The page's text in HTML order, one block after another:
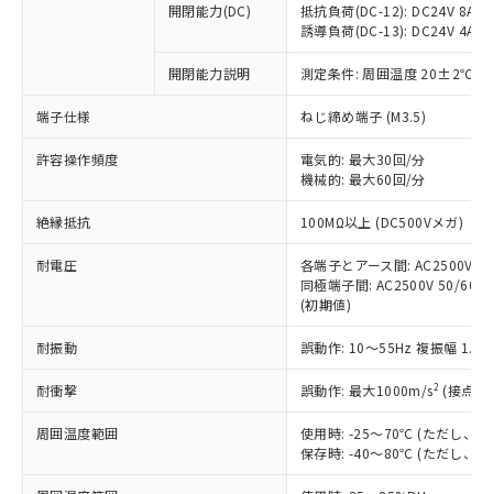
開閉能力(DC)
抵抗負荷(DC-12): DC24V 8A/
誘導負荷(DC-13): DC24V 4A/
開閉能力説明 測定条件: 周囲温度 20±2℃、
端子仕様 ねじ締め端子 (M3.5)
許容操作頻度
電気的: 最大30回/分
機械的: 最大60回/分
絶縁抵抗 100MΩ以上 (DC500Vメガ)
耐電圧
各端子とアース間: AC2500V
同極端子間: AC2500V 50/
(初期値)
耐振動 誤動作: 10～55Hz 複振幅
耐衝撃 誤動作: 最大1000m/s2 (接点
周囲温度範囲
使用時: -25～70℃ (ただし、氷
保存時: -40～80℃ (ただし、氷
以下の条件をお読みいただき、同意のうえ
ご利用ください。
本サービスは、当社制御機器事業取扱
商品の当社在庫状況および標準価格
(税抜)を提供させていただくもので
当社制御機器事業取扱商品の中には、
本サービスの対象外となる商品もある
ことをご了承ください。
在庫状況および標準価格照会結果は、
記載している更新日時点での社内デー
タに基づき作成されるものであり、閲
覧された時点での実際の在庫および標
準価格とは異なる場合があることをご
正式な納期状況および標準価格はお客
様のお取引先、またはお客様担当のオ
ムロン制御機器販売店・当社販売員に
対応予定なし：EU RoHS指令（10物質）の
非含有に非対応の商品で、対応品を出す予
調査・確認中：EU RoHS指令（10物質）の
非含有の対応状況を調査中または確認中の
商品です。
非該当品：ライセンス料など無形物で、有
害物質有無と関係のない商品です。
仕入先様の事情により、非含有部品として
いたものが、含有品と判明した場合などや
むを得ず変更することがあります。
鉛(Pb) 1000ppm以下、 水銀(Hg) 1000ppm以下、 カド
六価クロム(Cr(Ⅵ)) 1000ppm以下、ポリ臭化ビフェニル
類(PBB) 1000ppm以下、ポリ臭化ジフェニルエーテル類
ルベンジル（BBP） 1000ppm以下、フタル酸ジブチル
（DBP） 1000ppm以下、フタル酸ジイソブチル
但し、RoHS指令で産業用監視および制御機器に対する
「○」：最大均質材料含有率が中国RoHSの
基準値以下であることを示します。
「×」：最大均質材料含有率が中国RoHSの
基準値を超えていることを示します。
「－」：未確認です。当社販売部門へお問
*中国RoHS10物質の基準値 (GB/T26572)：
Pb(鉛) :1000ppm、 Hg(水銀) : 1000ppm、 Cd(カドミウ
Cr(Ⅵ)(六価クロム) : 1000ppm、 PBBs(ポリ臭化ビフェ
ニル類) : 1000ppm、 PBDEs(ポリ臭化ジフェニルエーテ
ル類) : 1000ppm、
DBP(フタル酸ジブチル) : 1000ppm、 DIBP(フタル酸ジ
イソブチル) : 1000ppm、 BBP(フタル酸ブチルベンジ
当社は、これら貴社製品のうち、外国
為替および外国貿易法に定める商品
（以下｢規制貨物等」という）を輸出
または国外への提供する場合は、日本
国政府の輸出許可(または役務取引許
可)を取得するなどの必要な手続きを
当社は規制貨物を破棄する場合は、完
全に破砕するなど、違法に輸出されな
いよう必要な手段を講じます。
当社は貴社製品を、核兵器、ミサイ
一定数以上の在庫あり
一定数には満たないが在庫あり